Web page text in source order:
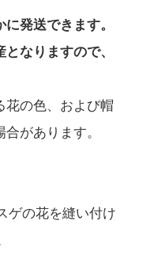
発送できます。
なりますので、
の色、および帽
があります。
ゲの花を縫い付け